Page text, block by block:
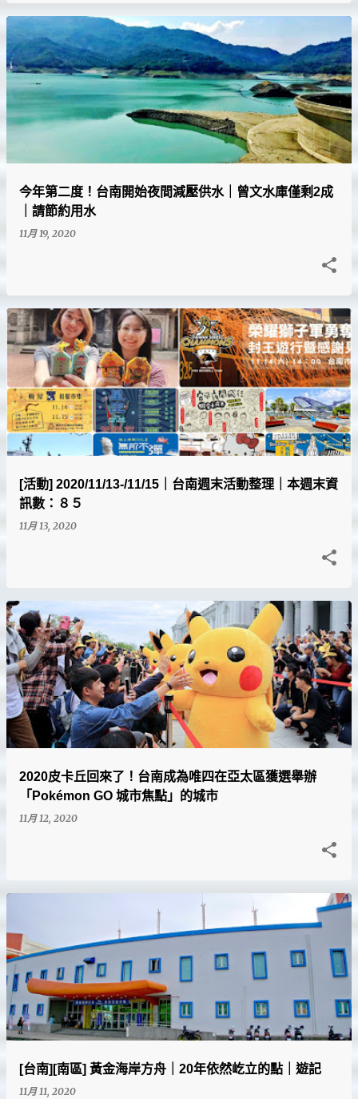
今年第二度！台南開始夜間減壓供水｜曾文水庫僅剩2成
｜請節約用水
11月 19, 2020
[活動] 2020/11/13-/11/15｜台南週末活動整理｜本週末資
訊數：８５
11月 13, 2020
2020皮卡丘回來了！台南成為唯四在亞太區獲選舉辦
「Pokémon GO 城市焦點」的城市
11月 12, 2020
[台南][南區] 黃金海岸方舟｜20年依然屹立的點｜遊記
11月 11, 2020